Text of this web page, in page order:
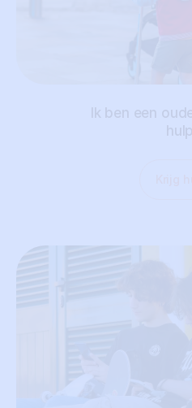
Ik ben een